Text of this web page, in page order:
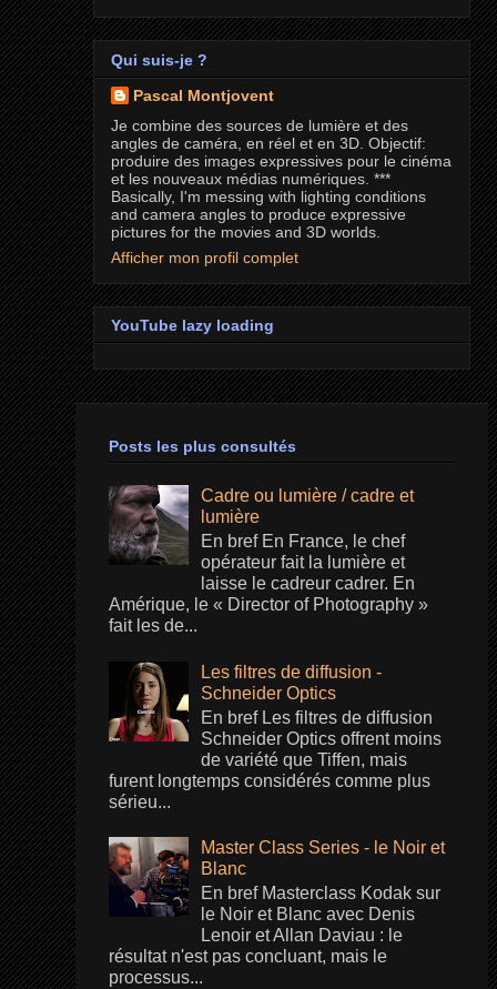
Qui suis-je ?
Pascal Montjovent
Je combine des sources de lumière et des
angles de caméra, en réel et en 3D. Objectif:
produire des images expressives pour le cinéma
et les nouveaux médias numériques. ***
Basically, I'm messing with lighting conditions
and camera angles to produce expressive
pictures for the movies and 3D worlds.
Afficher mon profil complet
YouTube lazy loading
Posts les plus consultés
Cadre ou lumière / cadre et
lumière
En bref En France, le chef
opérateur fait la lumière et
laisse le cadreur cadrer. En
Amérique, le « Director of Photography »
fait les de...
Les filtres de diffusion -
Schneider Optics
En bref Les filtres de diffusion
Schneider Optics offrent moins
de variété que Tiffen, mais
furent longtemps considérés comme plus
sérieu...
Master Class Series - le Noir et
Blanc
En bref Masterclass Kodak sur
le Noir et Blanc avec Denis
Lenoir et Allan Daviau : le
résultat n'est pas concluant, mais le
processus...